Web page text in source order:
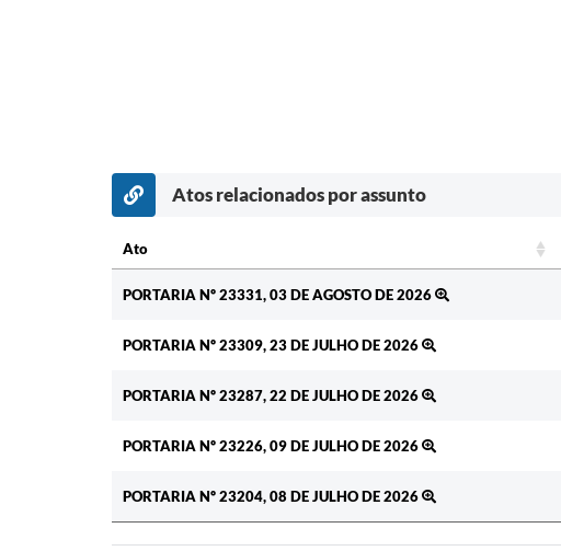
Atos relacionados por assunto
Ato
PORTARIA Nº 23331, 03 DE AGOSTO DE 2026
PORTARIA Nº 23309, 23 DE JULHO DE 2026
PORTARIA Nº 23287, 22 DE JULHO DE 2026
PORTARIA Nº 23226, 09 DE JULHO DE 2026
PORTARIA Nº 23204, 08 DE JULHO DE 2026